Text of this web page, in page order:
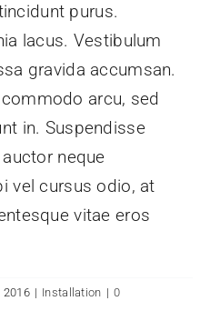
purus.
lacus. Vestibulum
gravida accumsan.
arcu, sed
in. Suspendisse
neque
vel cursus odio, at
vitae eros
2016 | Installation | 0